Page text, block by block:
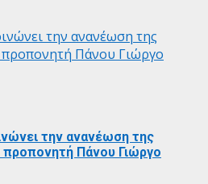
την ανανέωση της
προπονητή Πάνου Γιώργο
την ανανέωση της
προπονητή Πάνου Γιώργο